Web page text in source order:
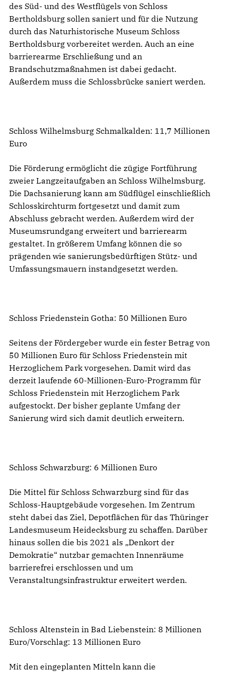
des Süd- und des Westflügels von Schloss
Bertholdsburg sollen saniert und für die Nutzung
durch das Naturhistorische Museum Schloss
Bertholdsburg vorbereitet werden. Auch an eine
barrierearme Erschließung und an
Brandschutzmaßnahmen ist dabei gedacht.
Außerdem muss die Schlossbrücke saniert werden.
Schloss Wilhelmsburg Schmalkalden: 11,7 Millionen
Euro
Die Förderung ermöglicht die zügige Fortführung
zweier Langzeitaufgaben an Schloss Wilhelmsburg.
Die Dachsanierung kann am Südflügel einschließlich
Schlosskirchturm fortgesetzt und damit zum
Abschluss gebracht werden. Außerdem wird der
Museumsrundgang erweitert und barrierearm
gestaltet. In größerem Umfang können die so
prägenden wie sanierungsbedürftigen Stütz- und
Umfassungsmauern instandgesetzt werden.
Schloss Friedenstein Gotha: 50 Millionen Euro
Seitens der Fördergeber wurde ein fester Betrag von
50 Millionen Euro für Schloss Friedenstein mit
Herzoglichem Park vorgesehen. Damit wird das
derzeit laufende 60-Millionen-Euro-Programm für
Schloss Friedenstein mit Herzoglichem Park
aufgestockt. Der bisher geplante Umfang der
Sanierung wird sich damit deutlich erweitern.
Schloss Schwarzburg: 6 Millionen Euro
Die Mittel für Schloss Schwarzburg sind für das
Schloss-Hauptgebäude vorgesehen. Im Zentrum
steht dabei das Ziel, Depotflächen für das Thüringer
Landesmuseum Heidecksburg zu schaffen. Darüber
hinaus sollen die bis 2021 als „Denkort der
Demokratie“ nutzbar gemachten Innenräume
barrierefrei erschlossen und um
Veranstaltungsinfrastruktur erweitert werden.
Schloss Altenstein in Bad Liebenstein: 8 Millionen
Euro/Vorschlag: 13 Millionen Euro
Mit den eingeplanten Mitteln kann die